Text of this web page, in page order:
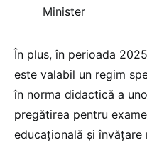
Minister
În plus, în perioada
este valabil un regim
în norma didactică a
pregătirea pentru
educațională și învățare